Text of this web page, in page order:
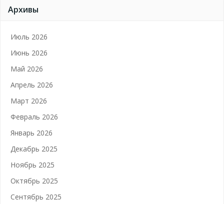
Архивы
Июль 2026
Июнь 2026
Май 2026
Апрель 2026
Март 2026
Февраль 2026
Январь 2026
Декабрь 2025
Ноябрь 2025
Октябрь 2025
Сентябрь 2025